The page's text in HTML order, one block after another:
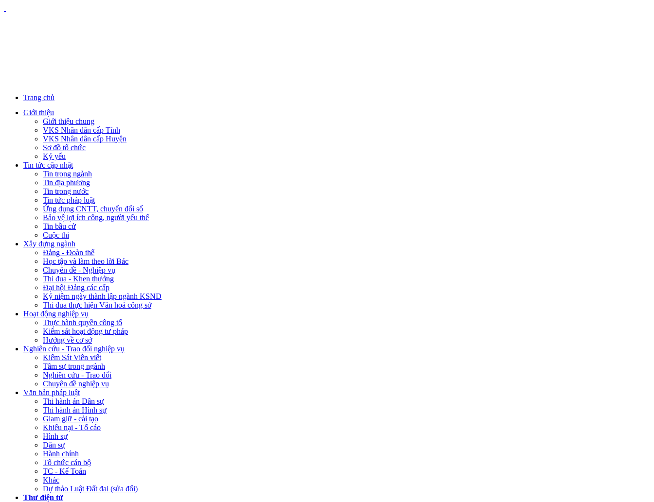
Trang chủ
Giới thiệu
Giới thiệu chung
VKS Nhân dân cấp Tỉnh
VKS Nhân dân cấp Huyện
Sơ đồ tổ chức
Kỷ yếu
Tin tức cập nhật
Tin trong ngành
Tin địa phương
Tin trong nước
Tin tức pháp luật
Ứng dụng CNTT, chuyển đổi số
Bảo vệ lợi ích công, người yếu thế
Tin bầu cử
Cuộc thi
Xây dựng ngành
Đảng - Đoàn thể
Học tập và làm theo lời Bác
Chuyên đề - Nghiệp vụ
Thi đua - Khen thưởng
Đại hội Đảng các cấp
Kỷ niệm ngày thành lập ngành KSND
Thi đua thực hiện Văn hoá công sở
Hoạt động nghiệp vụ
Thực hành quyền công tố
Kiểm sát hoạt động tư pháp
Hướng về cơ sở
Nghiên cứu - Trao đổi nghiệp vụ
Kiểm Sát Viên viết
Tâm sự trong ngành
Nghiên cứu - Trao đổi
Chuyên đề nghiệp vụ
Văn bản pháp luật
Thi hành án Dân sự
Thi hành án Hình sự
Giam giữ - cải tạo
Khiếu nại - Tố cáo
Hình sự
Dân sự
Hành chính
Tổ chức cán bộ
TC - Kế Toán
Khác
Dự thảo Luật Đất đai (sửa đổi)
Thư điện tử